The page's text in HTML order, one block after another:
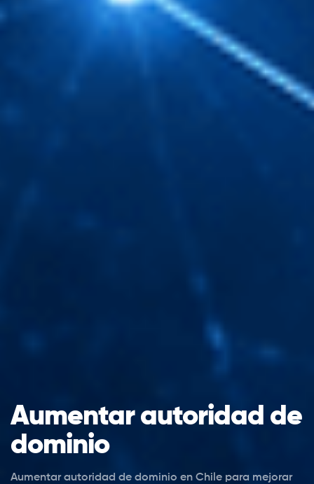
Aumentar autoridad de
dominio
Aumentar autoridad de dominio en Chile para mejorar